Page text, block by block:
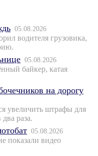
05.08.2026
водителя грузовика,
05.08.2026
байкер, катая
на дорогу
увеличить штрафы для
раза.
05.08.2026
показали видео